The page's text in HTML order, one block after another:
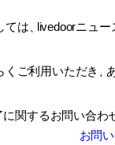
ては livedoorニュー
くご利用いただき
関するお問い合わ
お問